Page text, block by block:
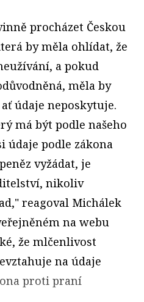
procházet Českou
by měla ohlídat, že
a pokud
měla by
údaje neposkytuje.
má být podle našeho
údaje podle zákona
vyžádat, je
nikoliv
reagoval Michálek
na webu
že mlčenlivost
na údaje
proti praní